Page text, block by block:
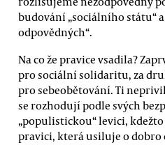
budování „sociálního státu“
odpovědných“.
Na co že pravice vsadila?
pro sociální solidaritu, za
pro sebeobětování. Ti
se rozhodují podle svých
„populistickou“ levici,
pravici, která usiluje o dobro